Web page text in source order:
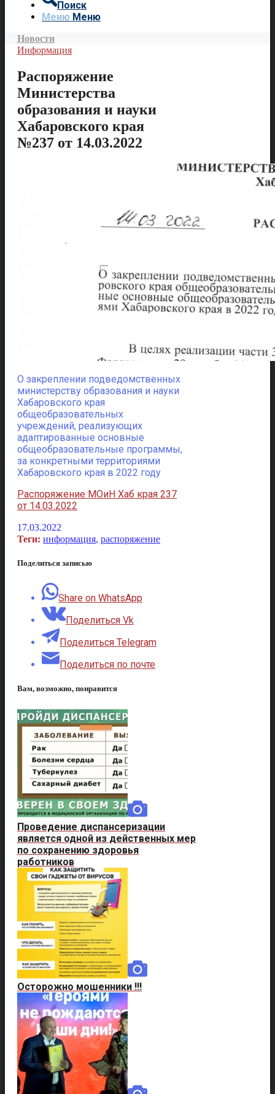
Поиск
Меню Меню
Новости
Информация
Распоряжение
Министерства
образования и науки
Хабаровского края
№237 от 14.03.2022
О закреплении подведомственных
министерству образования и науки
Хабаровского края
общеобразовательных
учреждений, реализующих
адаптированные основные
общеобразовательные программы,
за конкретными территориями
Хабаровского края в 2022 году
Распоряжение МОиН Хаб края 237
от 14.03.2022
17.03.2022
Теги: информация, распоряжение
Поделиться записью
Share on WhatsApp
Поделиться Vk
Поделиться Telegram
Поделиться по почте
Вам, возможно, понравится
Проведение диспансеризации
является одной из действенных мер
по сохранению здоровья
работников
Осторожно мошенники !!!